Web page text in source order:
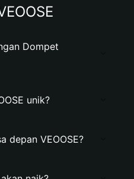
Dompet
unik?
depan VEOOSE?